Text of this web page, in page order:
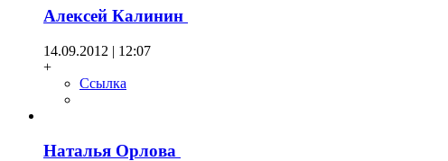
Алексей Калинин
14.09.2012 | 12:07
+
Ссылка
Наталья Орлова